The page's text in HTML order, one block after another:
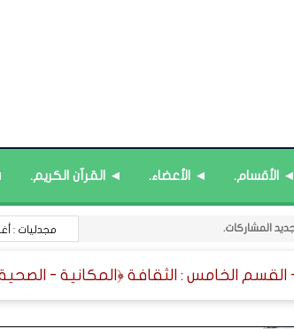
◄ الأقسام. ◄ الأعضاء. ◄ القرآن الكريم.
مجدليات :